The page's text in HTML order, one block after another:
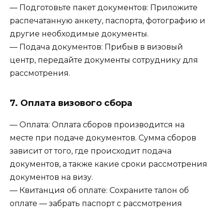
— Подготовьте пакет документов: Приложите
распечатанную анкету, паспорта, фотографию и
другие необходимые документы.
— Подача документов: Прибыв в визовый
центр, передайте документы сотруднику для
рассмотрения.
7. Оплата визового сбора
— Оплата: Оплата сборов производится на
месте при подаче документов. Сумма сборов
зависит от того, где происходит подача
документов, а также какие сроки рассмотрения
документов на визу.
— Квитанция об оплате: Сохраните талон об
оплате — забрать паспорт с рассмотрения